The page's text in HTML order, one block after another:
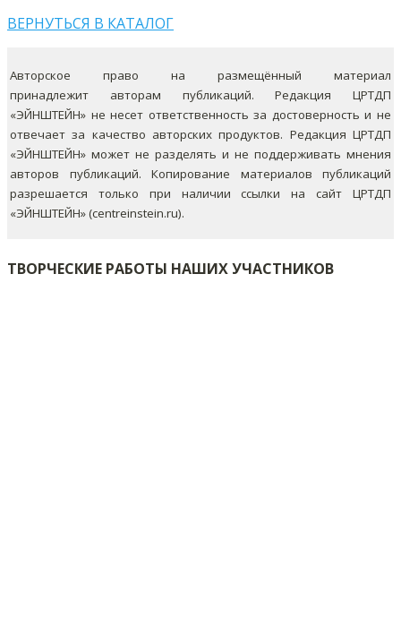
ВЕРНУТЬСЯ В КАТАЛОГ
Авторское право на размещённый материал
принадлежит авторам публикаций. Редакция ЦРТДП
«ЭЙНШТЕЙН» не несет ответственность за достоверность и не
отвечает за качество авторских продуктов. Редакция ЦРТДП
«ЭЙНШТЕЙН» может не разделять и не поддерживать мнения
авторов публикаций. Копирование материалов публикаций
разрешается только при наличии ссылки на сайт ЦРТДП
«ЭЙНШТЕЙН» (centreinstein.ru).
ТВОРЧЕСКИЕ РАБОТЫ НАШИХ УЧАСТНИКОВ